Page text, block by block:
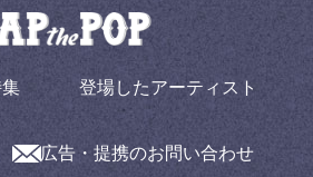
登場したアーティスト
広告・提携のお問い合わせ